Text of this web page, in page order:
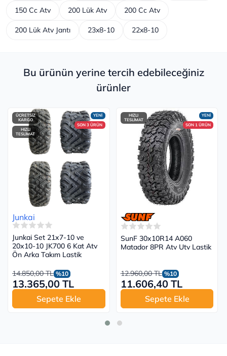
150 Cc Atv 200 Lük Atv 200 Cc Atv
200 Lük Atv Jantı 23x8-10 22x8-10
Bu ürünün yerine tercih edebileceğiniz
ürünler
YENİ
SON 3 ÜRÜN
ÜCRETSİZ
KARGO
HIZLI
TESLİMAT
Junkai
Junkai Set 21x7-10 ve
20x10-10 JK700 6 Kat Atv
Ön Arka Takım Lastik
14.850,00 TL %10
13.365,00 TL
Sepete Ekle
YENİ
SON 1 ÜRÜN
HIZLI
TESLİMAT
SunF 30x10R14 A060
Matador 8PR Atv Utv Lastik
12.960,00 TL %10
11.606,40 TL
Sepete Ekle